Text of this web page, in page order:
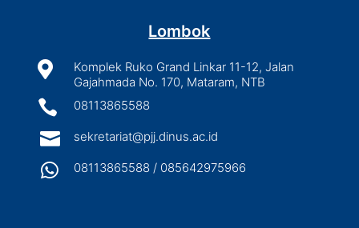
Lombok

Komplek Ruko Grand Linkar 11-12, Jalan
Gajahmada No. 170, Mataram, NTB
 08113865588
 sekretariat@pjj.dinus.ac.id
 08113865588 / 085642975966